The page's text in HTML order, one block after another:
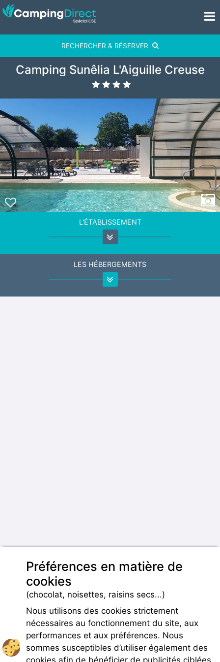
RECHERCHER & RÉSERVER
Camping Sunêlia L'Aiguille Creuse
L'ÉTABLISSEMENT
LES HÉBERGEMENTS
Préférences en matière de
cookies
(chocolat, noisettes, raisins secs...)
Nous utilisons des cookies strictement
nécessaires au fonctionnement du site, aux
performances et aux préférences. Nous
sommes susceptibles d’utiliser également des
cookies afin de bénéficier de publicités ciblées